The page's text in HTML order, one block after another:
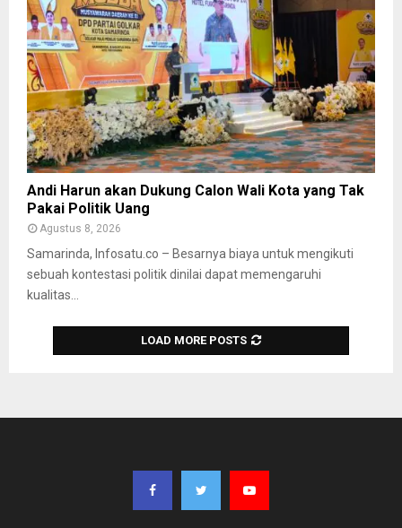
Andi Harun akan Dukung Calon Wali Kota yang Tak
Pakai Politik Uang
Agustus 8, 2026
Samarinda, Infosatu.co – Besarnya biaya untuk mengikuti
sebuah kontestasi politik dinilai dapat memengaruhi
kualitas...
LOAD MORE POSTS